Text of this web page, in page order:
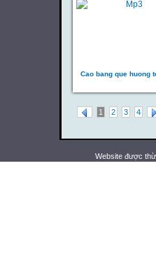
Cao bang que huong
1 2 3 4
Website được